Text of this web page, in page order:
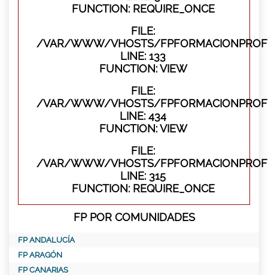
FUNCTION: REQUIRE_ONCE
FILE:
/VAR/WWW/VHOSTS/
LINE: 133
FUNCTION: VIEW
FILE:
/VAR/WWW/VHOSTS/
LINE: 434
FUNCTION: VIEW
FILE:
/VAR/WWW/VHOSTS/
LINE: 315
FUNCTION: REQUIRE_ONCE
FP POR COMUNIDADES
FP ANDALUCÍA
FP ARAGÓN
FP CANARIAS